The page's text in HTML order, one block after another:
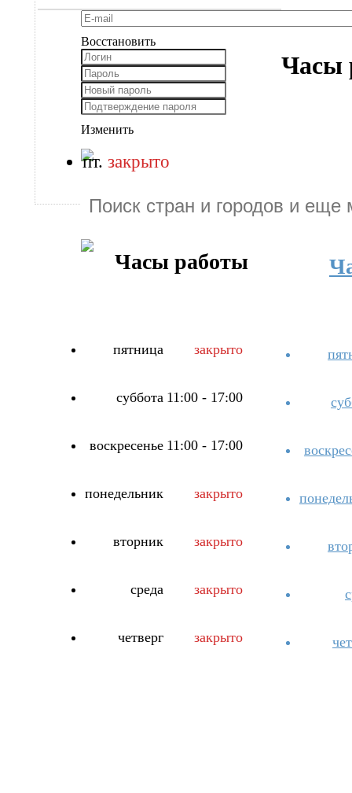
Восстановить
Изменить
Часы
пт. закрыто
Часы работы
пятница закрыто
суббота 11:00 - 17:00
воскресенье 11:00 - 17:00
понедельник закрыто
вторник закрыто
среда закрыто
четверг закрыто